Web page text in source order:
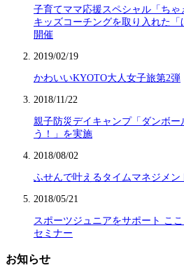
子育てママ応援スペシャル「ち
キッズコーチングを取り入れた
開催
2019/02/19
かわいいKYOTO大人女子旅第2弾
2018/11/22
親子防災デイキャンプ「ダンボー
う！」を実施
2018/08/02
ふせんで叶えるタイムマネジメン
2018/05/21
スポーツジュニアをサポート こ
セミナー
お知らせ